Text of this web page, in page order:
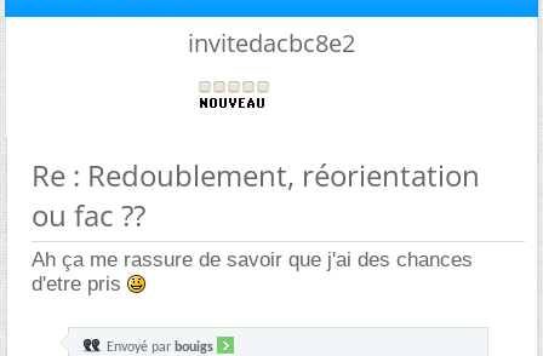
invitedacbc8e2
Re : Redoublement, réorientation
ou fac ??
Ah ça me rassure de savoir que j'ai des chances
d'etre pris
Envoyé par bouigs